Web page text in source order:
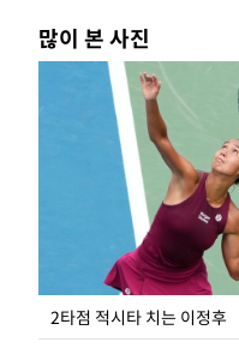
많이 본 사진
2타점 적시타 치는 이정후